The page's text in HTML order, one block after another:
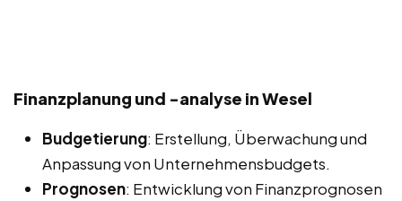
Finanzplanung und -analyse in Wesel
Budgetierung: Erstellung, Überwachung und
Anpassung von Unternehmensbudgets.
Prognosen: Entwicklung von Finanzprognosen